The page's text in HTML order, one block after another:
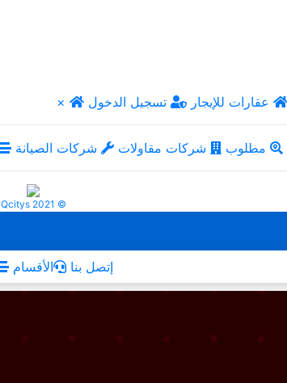
× عقارات للإيجار تسجيل الدخول
مطلوب شركات مقاولات شركات الصيانة
Qcitys 2021 ©
الأقسام إتصل بنا